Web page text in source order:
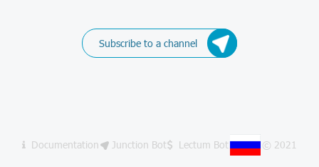
Subscribe to a channel
Documentation Junction Bot Lectum Bot © 2021